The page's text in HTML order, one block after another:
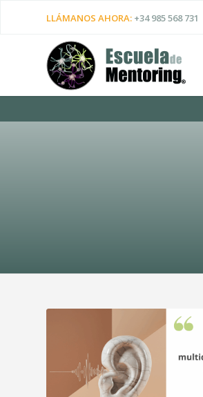
LLÁMANOS AHORA: +34 985 568 731